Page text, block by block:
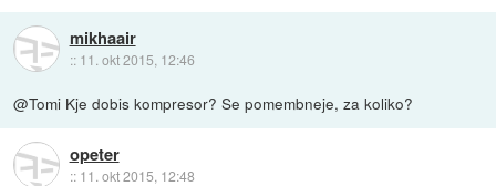
mikhaair
:: 11. okt 2015, 12:46
@Tomi Kje dobis kompresor? Se pomembneje, za koliko?
opeter
:: 11. okt 2015, 12:48